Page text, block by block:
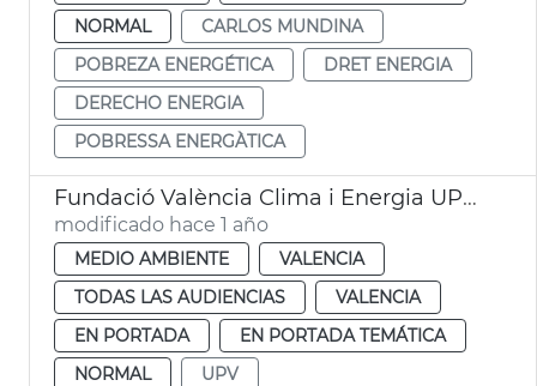
NORMAL
CARLOS MUNDINA
POBREZA ENERGÉTICA
DRET ENERGIA
DERECHO ENERGIA
POBRESSA ENERGÀTICA
Fundació València Clima i Energia UPV pobreza energética
modificado hace 1 año
MEDIO AMBIENTE
VALENCIA
TODAS LAS AUDIENCIAS
VALENCIA
EN PORTADA
EN PORTADA TEMÁTICA
NORMAL
UPV